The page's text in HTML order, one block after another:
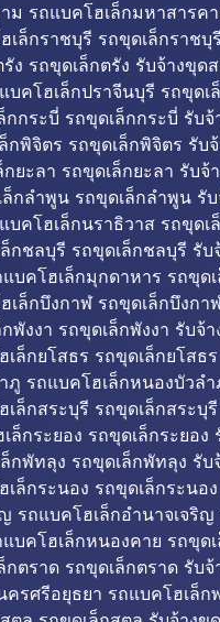
ม รถแบคโฮเล็กมหาสาร
ล็กราชบุรี รถขุดเล็กราช
ง รถขุดเล็กตรัง รับจ้างขุด
คโฮเล็กปราจีนบุรี รถขุด
กระบี่ รถขุดเล็กกระบี่ รับ
กพิจิตร รถขุดเล็กพิจิตร รั
ยะลา รถขุดเล็กยะลา รับ
กลำพูน รถขุดเล็กลำพูน รั
คโฮเล็กนราธิวาส รถขุด
กชลบุรี รถขุดเล็กชลบุรี รั
บคโฮเล็กมุกดาหาร รถขุ
ล็กบึงกาฬ รถขุดเล็กบึงก
พังงา รถขุดเล็กพังงา รับจ้
ล็กยโสธร รถขุดเล็กยโส
รถแบคโฮเล็กหนองบัว
ล็กสระบุรี รถขุดเล็กสระ
ล็กระยอง รถขุดเล็กระยอ
กพัทลุง รถขุดเล็กพัทลุง รั
ล็กระนอง รถขุดเล็กระน
รถแบคโฮเล็กอำนาจเจ
บคโฮเล็กหนองคาย รถขุ
ตราด รถขุดเล็กตราด รับ
รศรีอยุธยา รถแบคโฮเล็